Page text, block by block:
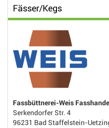
Fässer/Kegs
Fassbüttnerei-Weis
Serkendorfer Str. 4
96231 Bad Staffelstein-